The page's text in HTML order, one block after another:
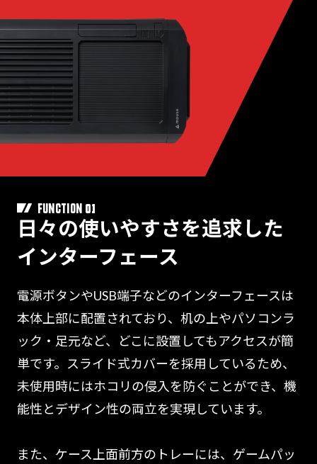
FUNCTION 01
日々の使いやすさを追求した
インターフェース
電源ボタンやUSB端子などのインターフェースは
本体上部に配置されており、机の上やパソコンラ
ック・足元など、どこに設置してもアクセスが簡
単です。スライド式カバーを採用しているため、
未使用時にはホコリの侵入を防ぐことができ、機
能性とデザイン性の両立を実現しています。
また、ケース上面前方のトレーには、ゲームパッ